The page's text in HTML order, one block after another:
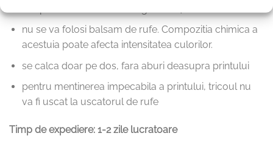
nu se va folosi balsam de rufe. Compozitia chimica a
acestuia poate afecta intensitatea culorilor.
se calca doar pe dos, fara aburi deasupra printului
pentru mentinerea impecabila a printului, tricoul nu
va fi uscat la uscatorul de rufe
Timp de expediere: 1-2 zile lucratoare